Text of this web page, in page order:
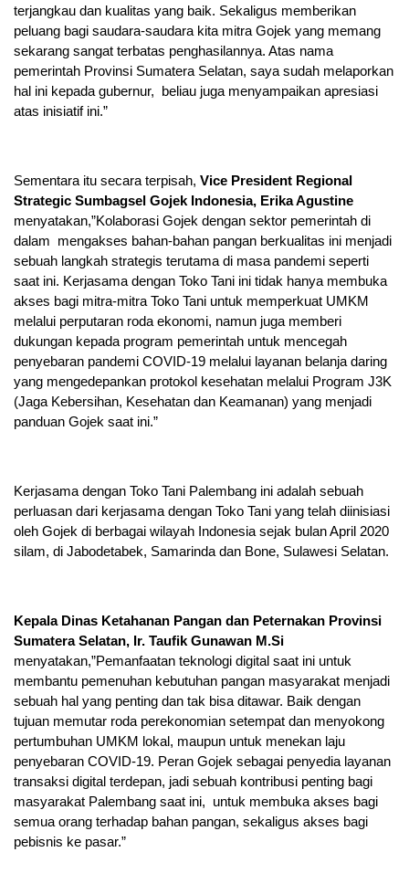
terjangkau dan kualitas yang baik. Sekaligus memberikan
peluang bagi saudara-saudara kita mitra Gojek yang memang
sekarang sangat terbatas penghasilannya. Atas nama
pemerintah Provinsi Sumatera Selatan, saya sudah melaporkan
hal ini kepada gubernur, beliau juga menyampaikan apresiasi
atas inisiatif ini.”
Sementara itu secara terpisah, Vice President Regional
Strategic Sumbagsel Gojek Indonesia, Erika Agustine
menyatakan,”Kolaborasi Gojek dengan sektor pemerintah di
dalam mengakses bahan-bahan pangan berkualitas ini menjadi
sebuah langkah strategis terutama di masa pandemi seperti
saat ini. Kerjasama dengan Toko Tani ini tidak hanya membuka
akses bagi mitra-mitra Toko Tani untuk memperkuat UMKM
melalui perputaran roda ekonomi, namun juga memberi
dukungan kepada program pemerintah untuk mencegah
penyebaran pandemi COVID-19 melalui layanan belanja daring
yang mengedepankan protokol kesehatan melalui Program J3K
(Jaga Kebersihan, Kesehatan dan Keamanan) yang menjadi
panduan Gojek saat ini.”
Kerjasama dengan Toko Tani Palembang ini adalah sebuah
perluasan dari kerjasama dengan Toko Tani yang telah diinisiasi
oleh Gojek di berbagai wilayah Indonesia sejak bulan April 2020
silam, di Jabodetabek, Samarinda dan Bone, Sulawesi Selatan.
Kepala Dinas Ketahanan Pangan dan Peternakan Provinsi
Sumatera Selatan, Ir. Taufik Gunawan M.Si
menyatakan,”Pemanfaatan teknologi digital saat ini untuk
membantu pemenuhan kebutuhan pangan masyarakat menjadi
sebuah hal yang penting dan tak bisa ditawar. Baik dengan
tujuan memutar roda perekonomian setempat dan menyokong
pertumbuhan UMKM lokal, maupun untuk menekan laju
penyebaran COVID-19. Peran Gojek sebagai penyedia layanan
transaksi digital terdepan, jadi sebuah kontribusi penting bagi
masyarakat Palembang saat ini, untuk membuka akses bagi
semua orang terhadap bahan pangan, sekaligus akses bagi
pebisnis ke pasar.”